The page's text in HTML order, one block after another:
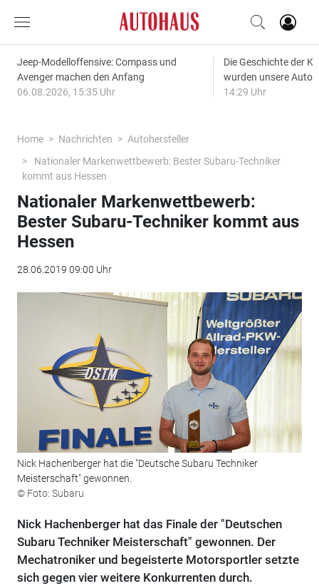
Jeep-Modelloffensive: Compass und
Avenger machen den Anfang
06.08.2026, 15:35 Uhr
Die Geschichte der
wurden unsere
14:29 Uhr
Home Nachrichten
Autohersteller
Nationaler Markenwettbewerb: Bester Subaru-Techniker
kommt aus Hessen
Nationaler Markenwettbewerb:
Bester Subaru-Techniker kommt aus
Hessen
28.06.2019 09:00 Uhr
Nick Hachenberger hat die "Deutsche Subaru Techniker
Meisterschaft" gewonnen.
© Foto: Subaru
Nick Hachenberger hat das Finale der "Deutschen
Subaru Techniker Meisterschaft" gewonnen. Der
Mechatroniker und begeisterte Motorsportler setzte
sich gegen vier weitere Konkurrenten durch.